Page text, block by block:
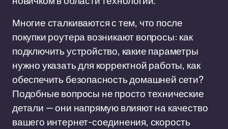
Многие сталкиваются с тем, что после
покупки роутера возникают вопросы: как
подключить устройство, какие параметры
нужно указать для корректной работы, как
обеспечить безопасность домашней сети?
Подобные вопросы не просто технические
детали — они напрямую влияют на качество
вашего интернет-соединения, скорость